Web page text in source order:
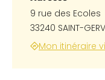
9 rue des Ecoles
33240 SAINT-
Mon itinéraire